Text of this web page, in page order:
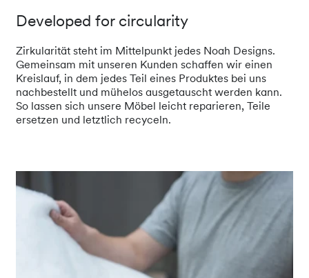
Developed for circularity
Zirkularität steht im Mittelpunkt jedes Noah Designs.
Gemeinsam mit unseren Kunden schaffen wir einen
Kreislauf, in dem jedes Teil eines Produktes bei uns
nachbestellt und mühelos ausgetauscht werden kann.
So lassen sich unsere Möbel leicht reparieren, Teile
ersetzen und letztlich recyceln.